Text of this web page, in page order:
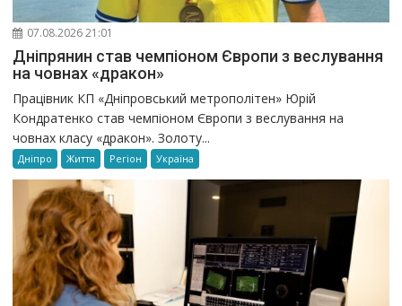
07.08.2026 21:01
Дніпрянин став чемпіоном Європи з веслування
на човнах «дракон»
Працівник КП «Дніпровський метрополітен» Юрій
Кондратенко став чемпіоном Європи з веслування на
човнах класу «дракон». Золоту...
Дніпро Життя Регіон Україна